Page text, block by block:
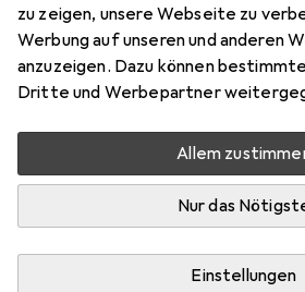
zu zeigen, unsere Webseite zu
Werbung auf unseren und anderen
anzuzeigen. Dazu können
Dritte und Werbepartner
Allem
Nur das
Einstellungen
Bewertungen
Zwischen Do, 20.8. und Mo,
Benachrichtigen, wenn schneller